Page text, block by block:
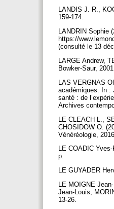
LANDIS J. R.,
159-174.
LANDRIN Sophie
https://
(consulté le 13
LARGE Andrew,
Bowker-Saur,
LAS VERGNAS
académiques. In :
santé : de
Archives
LE CLEACH L.,
CHOSIDOW O.
Vénéréologie,
LE COADIC
p.
LE GUYADER
LE MOIGNE
Jean-Louis,
13-26.